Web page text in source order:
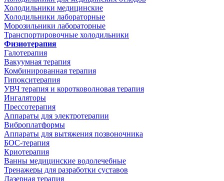
Холодильники медицинские
Холодильники лабораторные
Морозильники лабораторные
Транспортировочные холодильники
Физиотерапия
Галотерапия
Вакуумная терапия
Комбинированная терапия
Гипокситерапия
УВЧ терапия и коротковолновая терапия
Ингаляторы
Прессотерапия
Аппараты для электротерапии
Виброплатформы
Аппараты для вытяжения позвоночника
БОС-терапия
Криотерапия
Ванны медицинские водолечебные
Тренажеры для разработки суставов
Лазерная терапия